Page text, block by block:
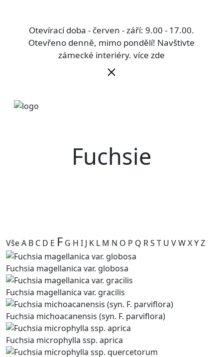
Otevírací doba - červen - září: 9.00 - 17.00.
Otevřeno denně, mimo pondělí! Navštivte
zámecké interiéry. více zde
Fuchsie
VšeA B C D E F G H I J K L M N O P Q RS T U VWXYZ
Fuchsia magellanica var. globosa
Fuchsia magellanica var. gracilis
Fuchsia michoacanensis (syn. F. parviflora)
Fuchsia microphylla ssp. aprica